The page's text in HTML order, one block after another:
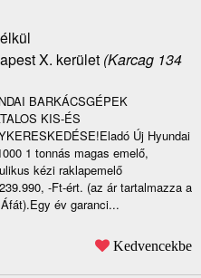
X. kerület(Karcag 134
BARKÁCSGÉPEK
KIS-ÉS
Új Hyundai
1 tonnás magas emelő,
kézi raklapemelő
-Ft-ért. (az ár tartalmazza a
év garanci...
Kedvencekbe